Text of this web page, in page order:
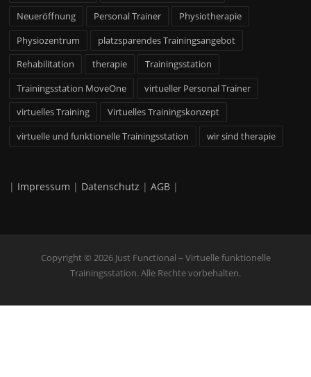
Neueröffnung
Personal Trainer
Physiotherapie
Physiozentrum
platzsparendes Trainingsangebot
Rehabilitation
therapie
Trainingsstation
Trainingsstation MoveOne
virtueller Personal Trainer
virtuelles Training
Virtuelles Trainingskonzept
virtuelle und funktionelle Trainingsstation
wir sind therapie
| Impressum | Datenschutz |AGB |
Copyright © 2026 Just Functional – Virtuelle funktionelle
Trainingsstation. Alle Rechte vorbehalten.